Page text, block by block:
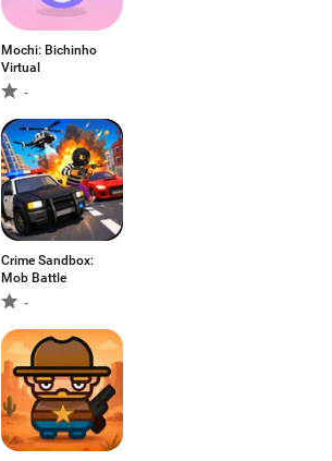
Mochi: Bichinho
Virtual
-
Crime Sandbox:
Mob Battle
-